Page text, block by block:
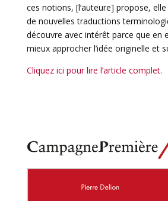
ces notions, [l’auteure] propose,
de nouvelles traductions
découvre avec intérêt parce que en
mieux approcher l’idée originelle et
Cliquez ici pour lire l’article complet.